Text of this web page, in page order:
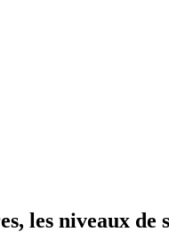
les niveaux de